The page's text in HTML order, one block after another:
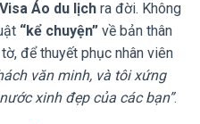
Áo du lịch ra đời. Không
“kể chuyện” về bản thân
để thuyết phục nhân viên
văn minh, và tôi xứng
xinh đẹp của các bạn”.